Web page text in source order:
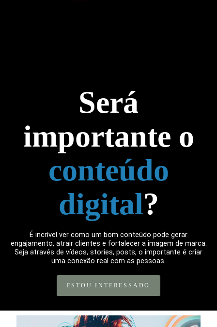
Será
importante o
conteúdo
digital?
É incrível ver como um bom conteúdo pode gerar
engajamento, atrair clientes e fortalecer a imagem de marca.
Seja através de vídeos, stories, posts, o importante é criar
uma conexão real com as pessoas.
ESTOU INTERESSADO